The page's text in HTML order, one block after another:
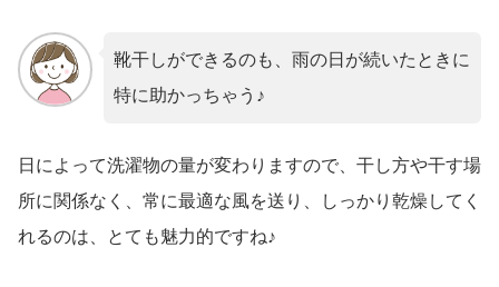
靴干しができるのも、雨の日が続いたときに
特に助かっちゃう♪
日によって洗濯物の量が変わりますので、干し方や干す場
所に関係なく、常に最適な風を送り、しっかり乾燥してく
れるのは、とても魅力的ですね♪